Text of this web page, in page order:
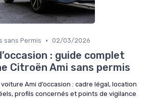
sans Permis • 02/03/2026
: guide complet
Citroën Ami sans permis
Ami d’occasion : cadre légal, location
profils concernés et points de vigilance